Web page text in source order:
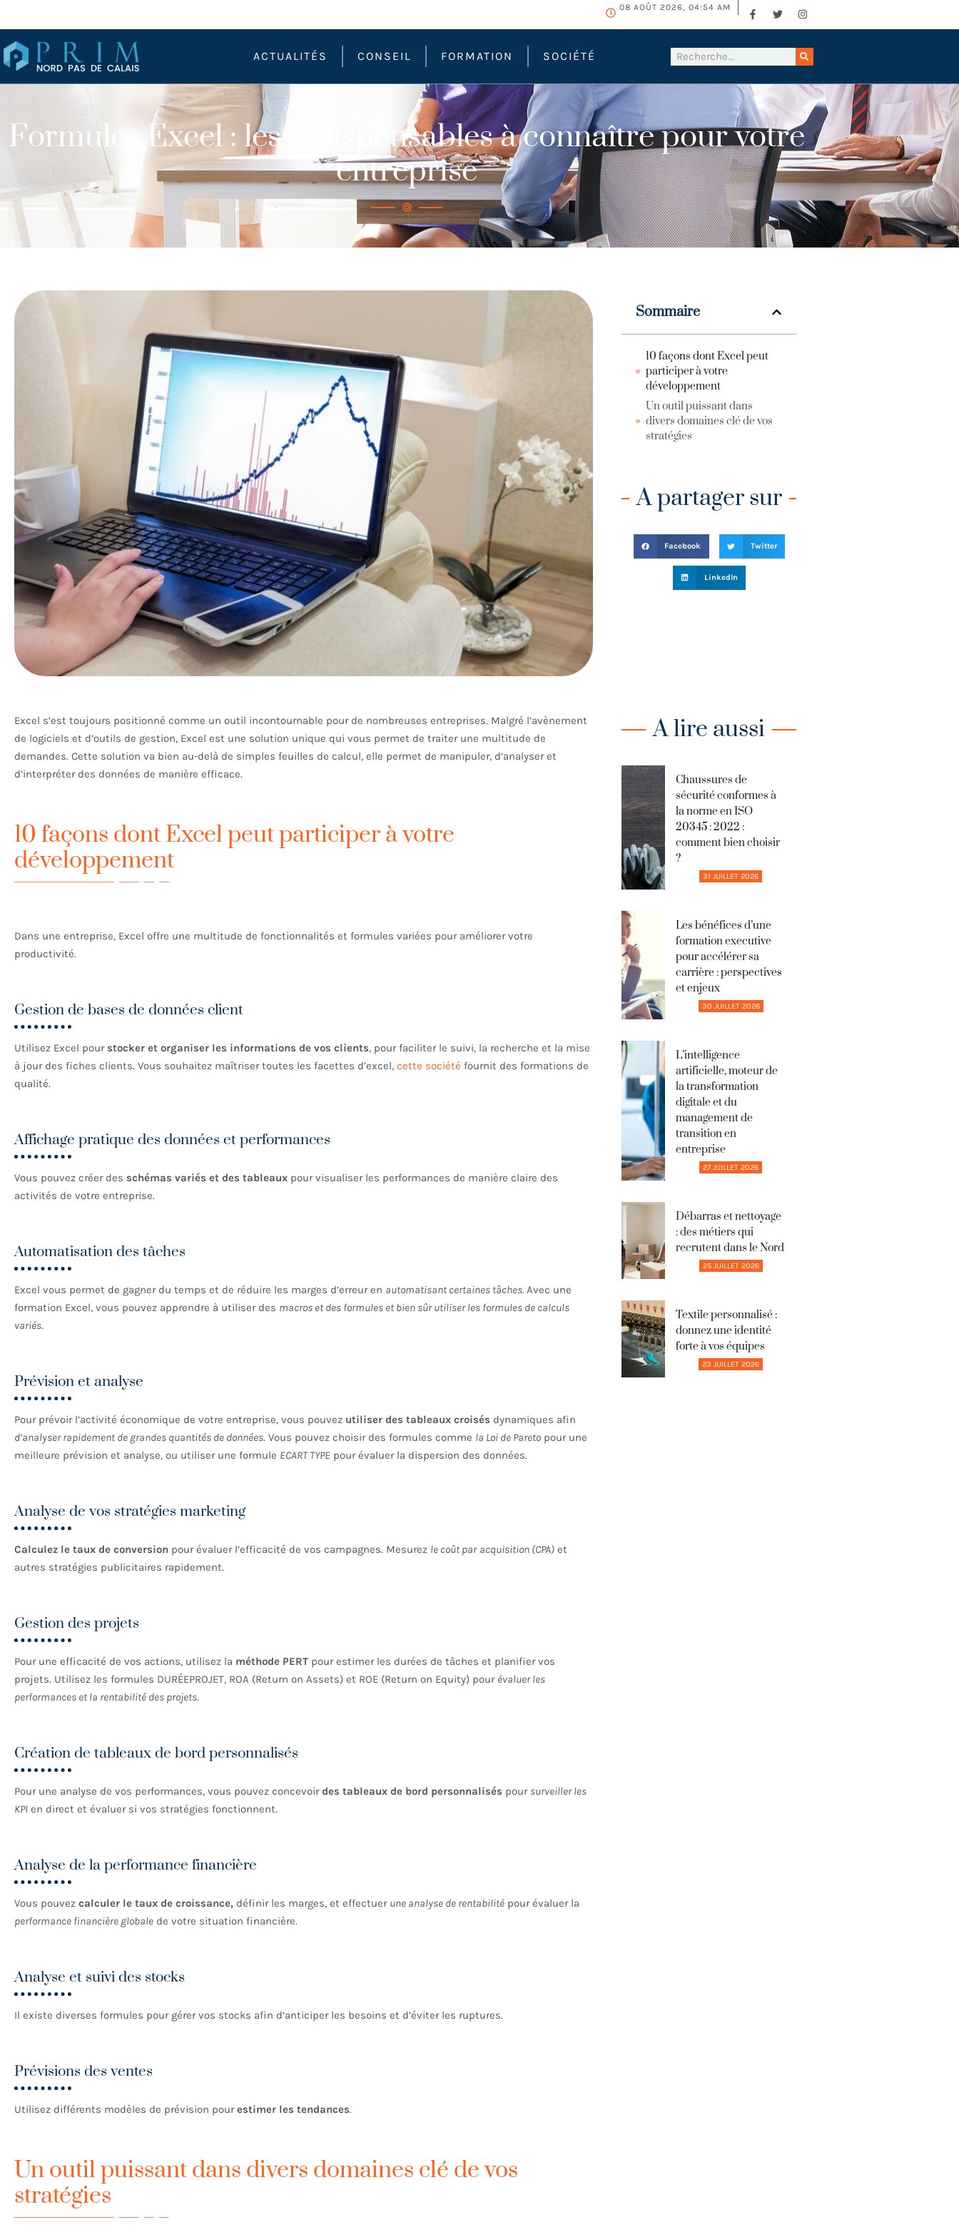
08 AOÛT 2026, 04:54 AM
ACTUALITÉS CONSEIL FORMATION SOCIÉTÉ
Formules Excel : les indispensables à connaître pour votre
entreprise
Excel s’est toujours positionné comme un outil incontournable pour de nombreuses entreprises. Malgré l’avènement
de logiciels et d’outils de gestion, Excel est une solution unique qui vous permet de traiter une multitude de
demandes. Cette solution va bien au-delà de simples feuilles de calcul, elle permet de manipuler, d’analyser et
d’interpréter des données de manière efficace.
10 façons dont Excel peut participer à votre
développement
Dans une entreprise, Excel offre une multitude de fonctionnalités et formules variées pour améliorer votre
productivité.
Gestion de bases de données client
Utilisez Excel pour stocker et organiser les informations de vos clients, pour faciliter le suivi, la recherche et la mise
à jour des fiches clients. Vous souhaitez maîtriser toutes les facettes d’excel, cette société fournit des formations de
qualité.
Affichage pratique des données et performances
Vous pouvez créer des schémas variés et des tableaux pour visualiser les performances de manière claire des
activités de votre entreprise.
Automatisation des tâches
Excel vous permet de gagner du temps et de réduire les marges d’erreur en automatisant certaines tâches. Avec une
formation Excel, vous pouvez apprendre à utiliser des macros et des formules et bien sûr utiliser les formules de calculs
variés.
Prévision et analyse
Pour prévoir l’activité économique de votre entreprise, vous pouvez utiliser des tableaux croisés dynamiques afin
d’analyser rapidement de grandes quantités de données. Vous pouvez choisir des formules comme la Loi de Pareto pour une
meilleure prévision et analyse, ou utiliser une formule ECART TYPE pour évaluer la dispersion des données.
Analyse de vos stratégies marketing
Calculez le taux de conversion pour évaluer l’efficacité de vos campagnes. Mesurez le coût par acquisition (CPA) et
autres stratégies publicitaires rapidement.
Gestion des projets
Pour une efficacité de vos actions, utilisez la méthode PERT pour estimer les durées de tâches et planifier vos
projets. Utilisez les formules DURÉEPROJET, ROA (Return on Assets) et ROE (Return on Equity) pour évaluer les
performances et la rentabilité des projets.
Création de tableaux de bord personnalisés
Pour une analyse de vos performances, vous pouvez concevoirdes tableaux de bord personnalisés pour surveiller les
KPI en direct et évaluer si vos stratégies fonctionnent.
Analyse de la performance financière
Vous pouvez calculer le taux de croissance, définir les marges, et effectuer une analyse de rentabilité pour évaluer la
performance financière globale de votre situation financière.
Analyse et suivi des stocks
Il existe diverses formules pour gérer vos stocks afin d’anticiper les besoins et d’éviter les ruptures.
Prévisions des ventes
Utilisez différents modèles de prévision pourestimer les tendances.
Un outil puissant dans divers domaines clé de vos
stratégies
Sommaire
10 façons dont Excel peut
participer à votre
développement
Un outil puissant dans
divers domaines clé de vos
stratégies
A partager sur
Facebook Twitter
LinkedIn
A lire aussi
Chaussures de
sécurité conformes à
la norme en ISO
20345 : 2022 :
comment bien choisir
?
31 JUILLET 2026
Les bénéfices d’une
formation executive
pour accélérer sa
carrière : perspectives
et enjeux
30 JUILLET 2026
L’intelligence
artificielle, moteur de
la transformation
digitale et du
management de
transition en
entreprise
27 JUILLET 2026
Débarras et nettoyage
: des métiers qui
recrutent dans le Nord
25 JUILLET 2026
Textile personnalisé :
donnez une identité
forte à vos équipes
23 JUILLET 2026